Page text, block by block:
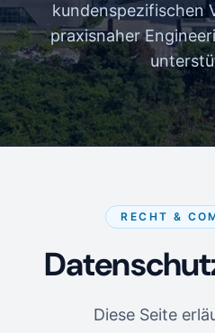
kundenspezifischen
praxisnaher
RECHT &
Diese Seite